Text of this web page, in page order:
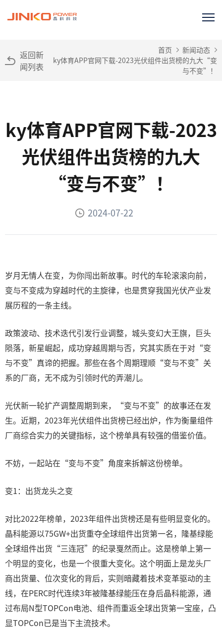
返回新
闻列表
首页
新闻动态
ky体育APP官网下载-2023光伏组件出货榜的九大“变
与不变”！
ky体育APP官网下载-2023
光伏组件出货榜的九大
“变与不变”！
2024-07-22
岁月无情人在变，为你闯出新故事。时代的车轮滚滚向前，
变与不变成为穿越时代的主旋律，也是贯穿我国光伏产业发
展历程的一条主线。
政策波动、技术迭代引发行业调整，城头变幻大王旗，巨头
陨落，新星崛起，成功穿越周期与否，究其实质在于对“变
与不变”真谛的把握。那些在各个周期理顺“变与不变”关
系的厂商，无不成为引领时代的弄潮儿。
光伏新一轮扩产调整周期到来，“变与不变”的故事还在发
生。近期，2023年光伏组件出货榜已经出炉，作为衡量组件
厂商综合实力的关键指标，这个榜单具有较强的借鉴价值。
不妨，一起站在“变与不变”角度来拆解这份榜单。
变1：出货龙头之变
对比2022年榜单，2023年组件出货榜还是有些明显变化的。
晶科能源以75GW+出货重夺全球组件出货第一名，隆基绿能
全球组件出货“三连冠”的纪录戛然而止。这是榜单上第一
个明显的变化，也是一个很重大变化。这个明面上是龙头厂
商出货量、位次变化的背后，实则暗藏着技术变革驱动的主
线，在PERC时代连续3年被隆基绿能压在身后晶科能源，通
过布局N型TOPCon电池、组件而重返全球出货第一宝座，凸
显TOPCon已是当下主流技术。